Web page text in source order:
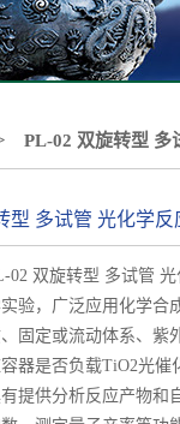
PL-02 双旋转型 多
型 多试管 光化学反
02 双旋转型 多试管
验，广泛应用化学合
固定或流动体系、紫
器是否负载TiO2光催
提供分析反应产物和